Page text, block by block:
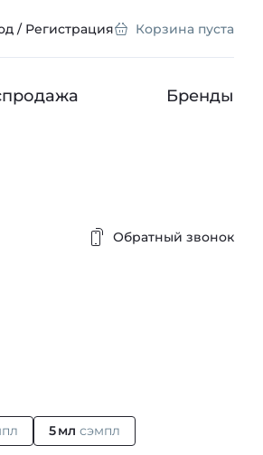
/ Регистрация Корзина пуста
Бренды
Обратный звонок
5 мл сэмпл